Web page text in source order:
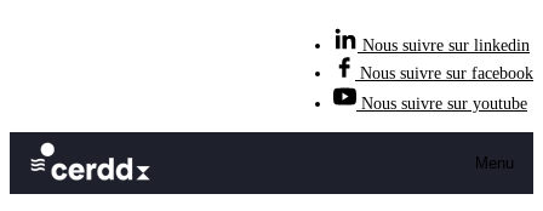
Nous suivre sur linkedin
Nous suivre sur facebook
Nous suivre sur youtube
Menu